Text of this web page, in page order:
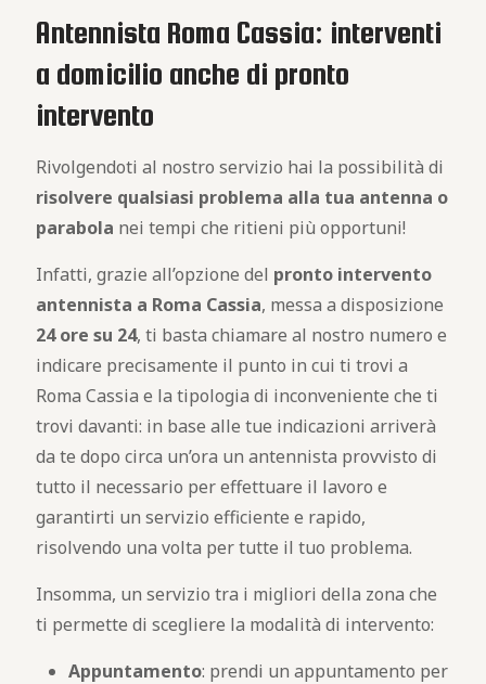
Antennista Roma Cassia: interventi
a domicilio anche di pronto
intervento
Rivolgendoti al nostro servizio hai la possibilità di
risolvere qualsiasi problema alla tua antenna o
parabola nei tempi che ritieni più opportuni!
Infatti, grazie all’opzione del pronto intervento
antennista a Roma Cassia, messa a disposizione
24 ore su 24, ti basta chiamare al nostro numero e
indicare precisamente il punto in cui ti trovi a
Roma Cassia e la tipologia di inconveniente che ti
trovi davanti: in base alle tue indicazioni arriverà
da te dopo circa un’ora un antennista provvisto di
tutto il necessario per effettuare il lavoro e
garantirti un servizio efficiente e rapido,
risolvendo una volta per tutte il tuo problema.
Insomma, un servizio tra i migliori della zona che
ti permette di scegliere la modalità di intervento:
Appuntamento: prendi un appuntamento per